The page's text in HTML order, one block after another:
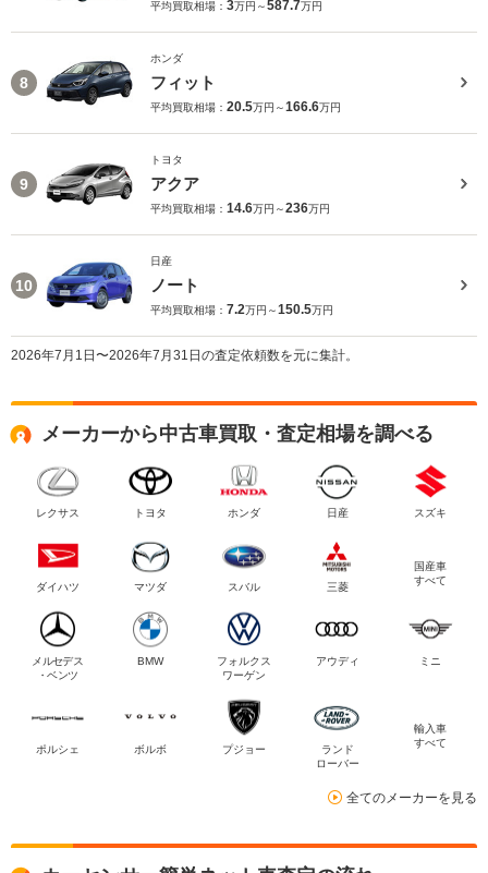
平均買取相場： 3万円～587.7万円
8
ホンダ
フィット
平均買取相場： 20.5万円～166.6万円
9
トヨタ
アクア
平均買取相場： 14.6万円～236万円
10
日産
ノート
平均買取相場： 7.2万円～150.5万円
2026年7月1日〜2026年7月31日の査定依頼数を元に集計。
メーカーから中古車買取・査定相場を調べる
レクサス トヨタ ホンダ 日産 スズキ
ダイハツ マツダ スバル 三菱
国産車
すべて
メルセデス
・ベンツ
BMW
フォルクス
ワーゲン
アウディ ミニ
ポルシェ ボルボ プジョー
ランド
ローバー
輸入車
すべて
全てのメーカーを見る